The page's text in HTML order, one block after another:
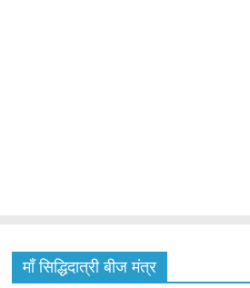
माँ सिद्धिदात्री बीज मंत्र